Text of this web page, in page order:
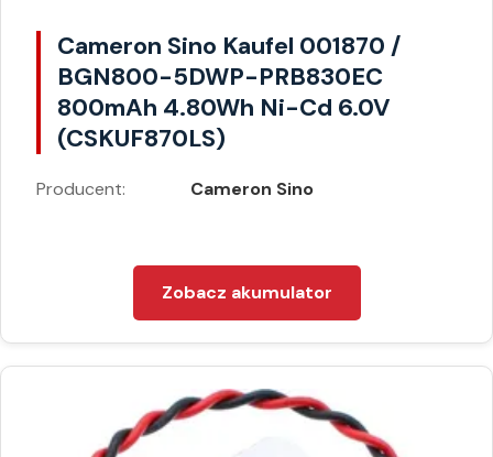
Cameron Sino Kaufel 001870 /
BGN800-5DWP-PRB830EC
800mAh 4.80Wh Ni-Cd 6.0V
(CSKUF870LS)
Producent: Cameron Sino
Zobacz akumulator